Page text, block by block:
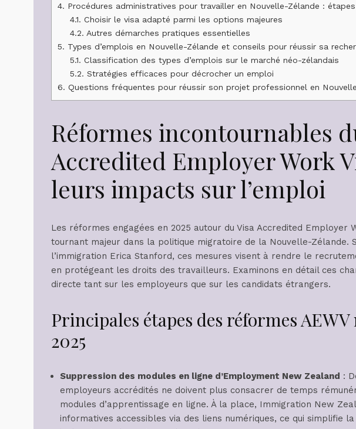
4. Procédures administratives pour travailler en Nouvelle-Zélande :
4.1. Choisir le visa adapté parmi les options majeures
4.2. Autres démarches pratiques essentielles
5. Types d’emplois en Nouvelle-Zélande et conseils pour réussir sa
5.1. Classification des types d’emplois sur le marché néo-zélandais
5.2. Stratégies efficaces pour décrocher un emploi
6. Questions fréquentes pour réussir son projet professionnel en
Réformes incontournables
Accredited Employer Work
leurs impacts sur l’emploi
Les réformes engagées en 2025 autour du Visa Accredited Employer
tournant majeur dans la politique migratoire de la Nouvelle-Zélande.
l’immigration Erica Stanford, ces mesures visent à rendre le
en protégeant les droits des travailleurs. Examinons en détail ces
directe tant sur les employeurs que sur les candidats étrangers.
Principales étapes des réformes AEWV
2025
Suppression des modules en ligne d’Employment New Zealand :
employeurs accrédités ne doivent plus consacrer de temps
modules d’apprentissage en ligne. À la place, Immigration New
informatives accessibles via des liens numériques, ce qui simplifie